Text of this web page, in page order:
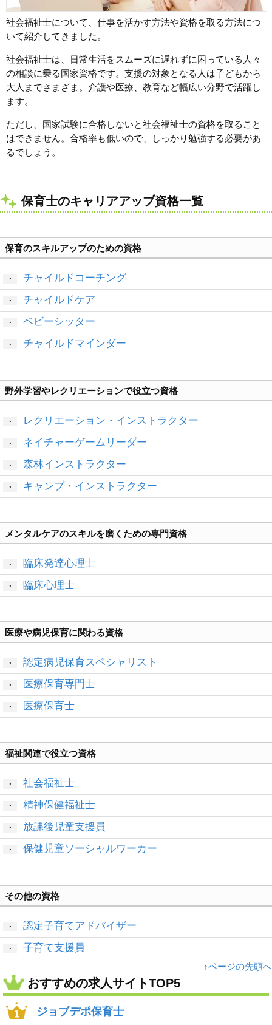
社会福祉士について、仕事を活かす方法や資格を取る方法につ
いて紹介してきました。
社会福祉士は、日常生活をスムーズに遅れずに困っている人々
の相談に乗る国家資格です。支援の対象となる人は子どもから
大人までさまざま。介護や医療、教育など幅広い分野で活躍し
ます。
ただし、国家試験に合格しないと社会福祉士の資格を取ること
はできません。合格率も低いので、しっかり勉強する必要があ
るでしょう。
保育士のキャリアアップ資格一覧
保育のスキルアップのための資格
・ チャイルドコーチング
・ チャイルドケア
・ ベビーシッター
・ チャイルドマインダー
野外学習やレクリエーションで役立つ資格
・ レクリエーション・インストラクター
・ ネイチャーゲームリーダー
・ 森林インストラクター
・ キャンプ・インストラクター
メンタルケアのスキルを磨くための専門資格
・ 臨床発達心理士
・ 臨床心理士
医療や病児保育に関わる資格
・ 認定病児保育スペシャリスト
・ 医療保育専門士
・ 医療保育士
福祉関連で役立つ資格
・ 社会福祉士
・ 精神保健福祉士
・ 放課後児童支援員
・ 保健児童ソーシャルワーカー
その他の資格
・ 認定子育てアドバイザー
・ 子育て支援員
↑ページの先頭へ
おすすめの求人サイトTOP5
ジョブデポ保育士